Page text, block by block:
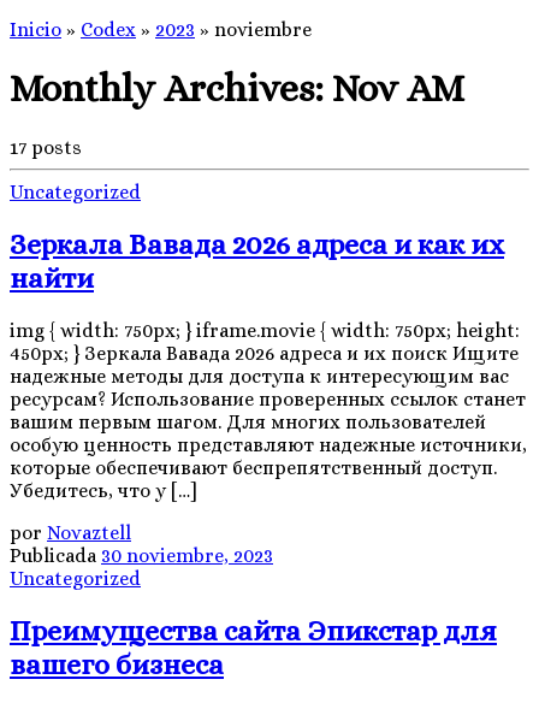
Inicio » Codex » 2023 » noviembre
Monthly Archives: Nov AM
17 posts
Uncategorized
Зеркала Вавада 2026 адреса и как их
найти
img { width: 750px; } iframe.movie { width: 750px; height:
450px; } Зеркала Вавада 2026 адреса и их поиск Ищите
надежные методы для доступа к интересующим вас
ресурсам? Использование проверенных ссылок станет
вашим первым шагом. Для многих пользователей
особую ценность представляют надежные источники,
которые обеспечивают беспрепятственный доступ.
Убедитесь, что у […]
por Novaztell
Publicada 30 noviembre, 2023
Uncategorized
Преимущества сайта Эпикстар для
вашего бизнеса